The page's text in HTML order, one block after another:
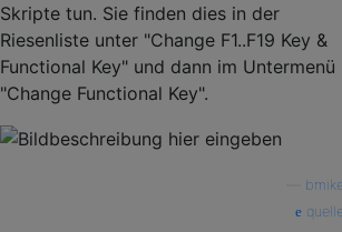
Skripte tun. Sie finden dies in der
Riesenliste unter "Change F1..F19 Key &
Functional Key" und dann im Untermenü
"Change Functional Key".